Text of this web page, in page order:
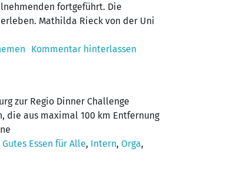
fortgeführt. Die
Mathilda Rieck von der Uni
Kommentar hinterlassen
zur Regio Dinner Challenge
die aus maximal 100 km Entfernung
Gutes Essen für Alle, Intern, Orga,